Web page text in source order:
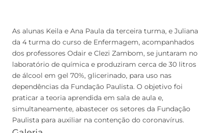
As alunas Keila e Ana Paula da terceira turma, e Juliana
da 4 turma do curso de Enfermagem, acompanhados
dos professores Odair e Clezi Zambom, se juntaram no
laboratório de química e produziram cerca de 30 litros
de álcool em gel 70%, glicerinado, para uso nas
dependências da Fundação Paulista. O objetivo foi
praticar a teoria aprendida em sala de aula e,
simultaneamente, abastecer os setores da Fundação
Paulista para auxiliar na contenção do coronavírus.